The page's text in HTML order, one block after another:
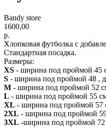
Bandy store
1600,00
р.
Хлопковая футболка с
Стандартная посадка.
Размеры:
XS - ширина под проймой 45
S - ширина под проймой 48 ,
M - ширина под проймой 52
L - ширина под проймой 55
XL - ширина под проймой 57
2XL - ширина под проймой
3XL -ширина под проймой 72